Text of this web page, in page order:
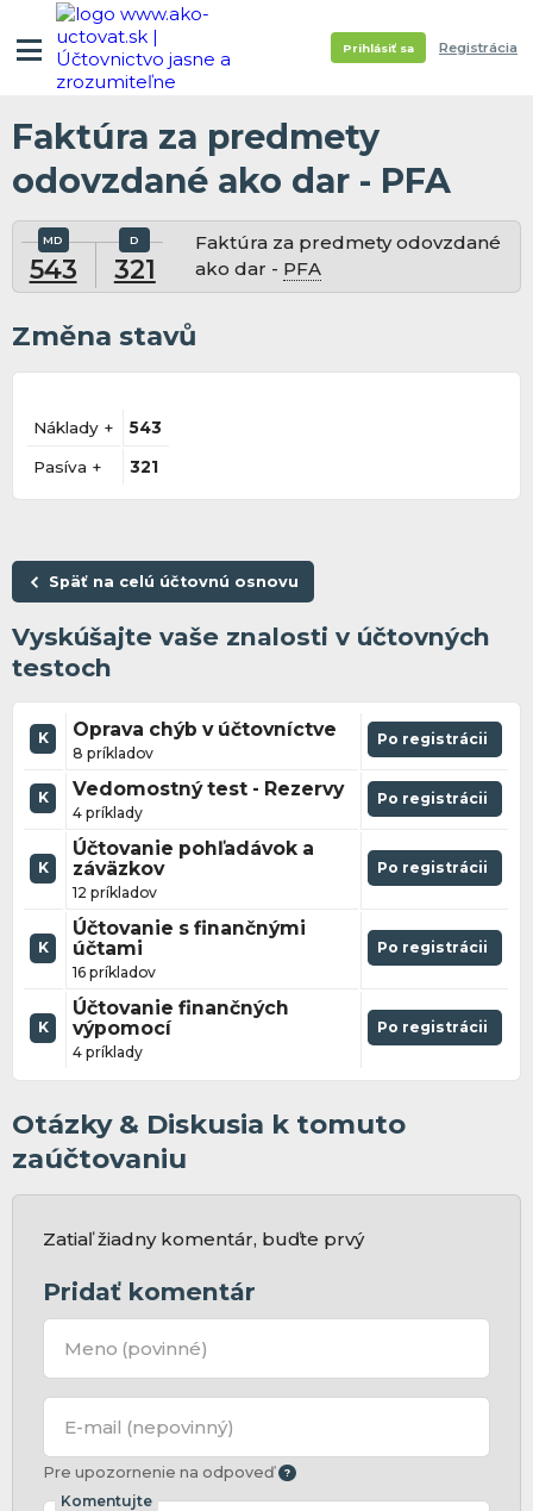
Prihlásiť sa Registrácia
Faktúra za predmety
odovzdané ako dar - PFA
543 321
Faktúra za predmety odovzdané
ako dar - PFA
Změna stavů
Náklady + 543
Pasíva + 321
Späť na celú účtovnú osnovu
Vyskúšajte vaše znalosti v účtovných
testoch
K Oprava chýb v účtovníctve
8 príkladov
Po registrácii
K Vedomostný test - Rezervy
4 príklady
Po registrácii
K
Účtovanie pohľadávok a
záväzkov
12 príkladov
Po registrácii
K
Účtovanie s finančnými
účtami
16 príkladov
Po registrácii
K
Účtovanie finančných
výpomocí
4 príklady
Po registrácii
Otázky & Diskusia k tomuto
zaúčtovaniu
Zatiaľ žiadny komentár, buďte prvý
Pridať komentár
Meno (povinné)
E-mail (nepovinný)
Pre upozornenie na odpoveď
Komentujte